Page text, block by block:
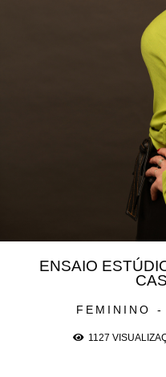
FEMININO
ENSAIO
1127